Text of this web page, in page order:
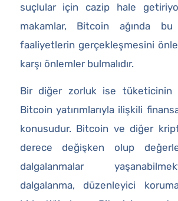
suçlular için cazip hale
makamlar, Bitcoin ağında bu
faaliyetlerin gerçekleşmesini
karşı önlemler bulmalıdır.
Bir diğer zorluk ise tüketicinin
Bitcoin yatırımlarıyla ilişkili
konusudur. Bitcoin ve diğer
derece değişken olup
dalgalanmalar
dalgalanma, düzenleyici